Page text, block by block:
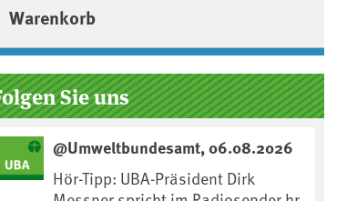
Warenkorb
Sie uns
@Umweltbundesamt, 06.08.2026
Hör-Tipp: UBA-Präsident Dirk